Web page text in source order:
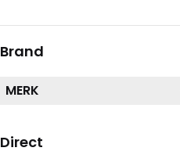
Brand
MERK
Direct